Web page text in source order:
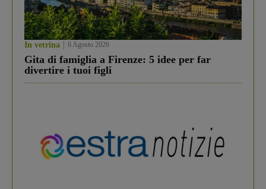
In vetrina 6 Agosto 2026
Gita di famiglia a Firenze: 5 idee per far
divertire i tuoi figli